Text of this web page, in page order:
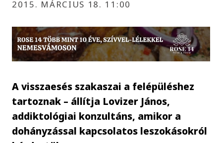
2015. MÁRCIUS 18. 11:00
A visszaesés szakaszai a felépüléshez
tartoznak – állítja Lovizer János,
addiktológiai konzultáns, amikor a
dohányzással kapcsolatos leszokásokról